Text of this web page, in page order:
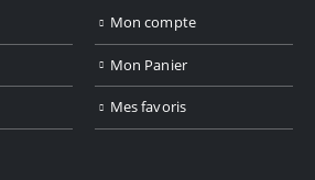
Mon compte
Mon Panier
Mes favoris